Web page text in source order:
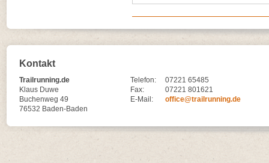
Kontakt
Trailrunning.de
Klaus Duwe
Buchenweg 49
76532 Baden-Baden
Telefon:
07221 65485
Fax:
07221 801621
E-Mail:
office@trailrunning.de